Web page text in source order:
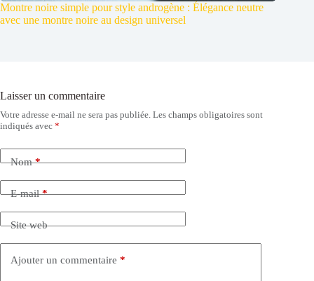
Montre noire simple pour style androgène : Élégance neutre
avec une montre noire au design universel
Laisser un commentaire
Votre adresse e-mail ne sera pas publiée. Les champs obligatoires sont
indiqués avec *
Nom*
E-mail*
Site web
Ajouter un commentaire *